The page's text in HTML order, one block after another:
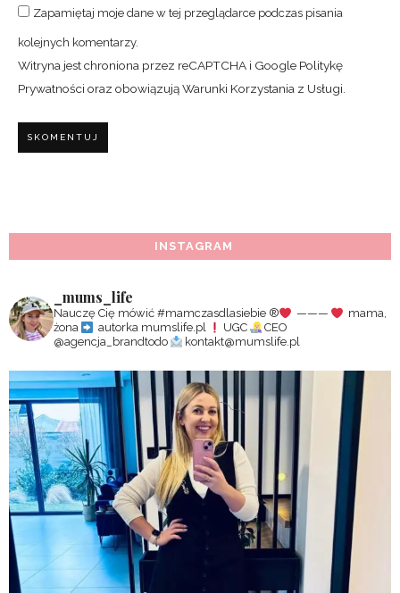
Zapamiętaj moje dane w tej przeglądarce podczas pisania
kolejnych komentarzy.
Witryna jest chroniona przez reCAPTCHA i Google Politykę
Prywatności oraz obowiązująWarunki Korzystania z Usługi.
INSTAGRAM
_mums_life
Nauczę Cię mówić #mamczasdlasiebie ®️ ———
mama,
żona
autorka mumslife.pl UGC
CEO
@agencja_brandtodo
kontakt@mumslife.pl